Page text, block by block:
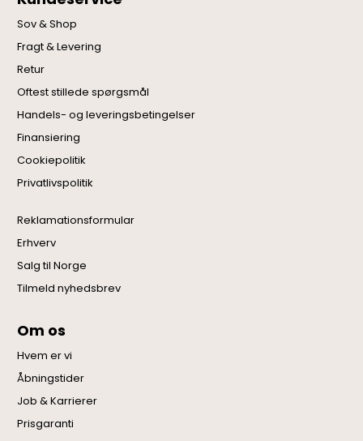
Sov & Shop
Fragt & Levering
Retur
Oftest stillede spørgsmål
Handels- og leveringsbetingelser
Finansiering
Cookiepolitik
Privatlivspolitik
Reklamationsformular
Erhverv
Salg til Norge
Tilmeld nyhedsbrev
Om os
Hvem er vi
Åbningstider
Job & Karrierer
Prisgaranti